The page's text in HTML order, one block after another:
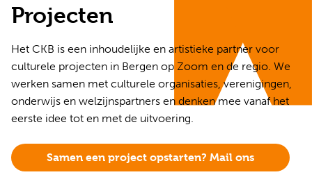
Projecten
Het CKB is een inhoudelijke en artistieke partner voor
culturele projecten in Bergen op Zoom en de regio. We
werken samen met culturele organisaties, verenigingen,
onderwijs en welzijnspartners en denken mee vanaf het
eerste idee tot en met de uitvoering.
Samen een project opstarten? Mail ons